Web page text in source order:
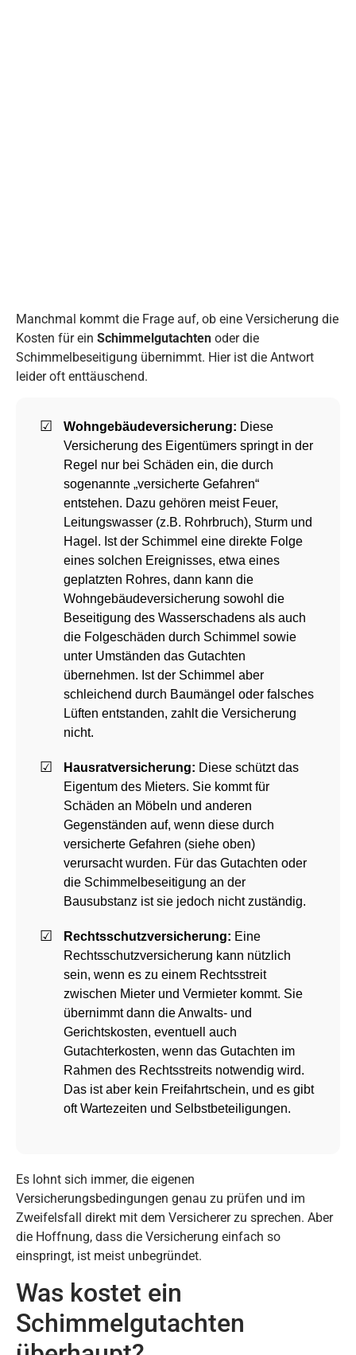
Manchmal kommt die Frage auf, ob eine Versicherung die
Kosten für ein Schimmelgutachten oder die
Schimmelbeseitigung übernimmt. Hier ist die Antwort
leider oft enttäuschend.
Wohngebäudeversicherung: Diese
Versicherung des Eigentümers springt in der
Regel nur bei Schäden ein, die durch
sogenannte „versicherte Gefahren“
entstehen. Dazu gehören meist Feuer,
Leitungswasser (z.B. Rohrbruch), Sturm und
Hagel. Ist der Schimmel eine direkte Folge
eines solchen Ereignisses, etwa eines
geplatzten Rohres, dann kann die
Wohngebäudeversicherung sowohl die
Beseitigung des Wasserschadens als auch
die Folgeschäden durch Schimmel sowie
unter Umständen das Gutachten
übernehmen. Ist der Schimmel aber
schleichend durch Baumängel oder falsches
Lüften entstanden, zahlt die Versicherung
nicht.
Hausratversicherung: Diese schützt das
Eigentum des Mieters. Sie kommt für
Schäden an Möbeln und anderen
Gegenständen auf, wenn diese durch
versicherte Gefahren (siehe oben)
verursacht wurden. Für das Gutachten oder
die Schimmelbeseitigung an der
Bausubstanz ist sie jedoch nicht zuständig.
Rechtsschutzversicherung: Eine
Rechtsschutzversicherung kann nützlich
sein, wenn es zu einem Rechtsstreit
zwischen Mieter und Vermieter kommt. Sie
übernimmt dann die Anwalts- und
Gerichtskosten, eventuell auch
Gutachterkosten, wenn das Gutachten im
Rahmen des Rechtsstreits notwendig wird.
Das ist aber kein Freifahrtschein, und es gibt
oft Wartezeiten und Selbstbeteiligungen.
Es lohnt sich immer, die eigenen
Versicherungsbedingungen genau zu prüfen und im
Zweifelsfall direkt mit dem Versicherer zu sprechen. Aber
die Hoffnung, dass die Versicherung einfach so
einspringt, ist meist unbegründet.
Was kostet ein
Schimmelgutachten